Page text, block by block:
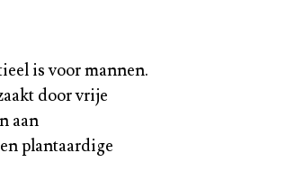
is voor mannen.
door vrije
aan
plantaardige